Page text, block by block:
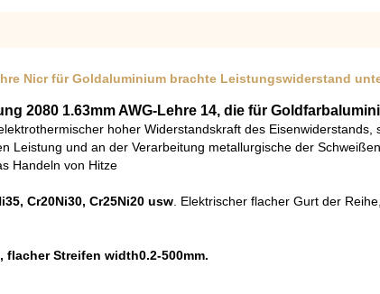
Nicr für Goldaluminium brachte Leistungswiderstand
2080 1.63mm AWG-Lehre 14, die für
hoher Widerstandskraft des
Leistung und an der Verarbeitung metallurgische der
Handeln von Hitze
Cr20Ni30, Cr25Ni20 usw . Elektrischer flacher Gurt der
Streifen width0.2-500mm.